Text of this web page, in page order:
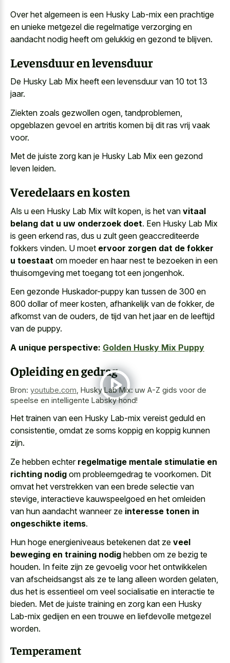
Over het algemeen is een Husky Lab-mix een prachtige
en unieke metgezel die regelmatige verzorging en
aandacht nodig heeft om gelukkig en gezond te blijven.
Levensduur en levensduur
De Husky Lab Mix heeft een levensduur van 10 tot 13
jaar.
Ziekten zoals gezwollen ogen, tandproblemen,
opgeblazen gevoel en artritis komen bij dit ras vrij vaak
voor.
Met de juiste zorg kan je Husky Lab Mix een gezond
leven leiden.
Veredelaars en kosten
Als u een Husky Lab Mix wilt kopen, is het van vitaal
belang dat u uw onderzoek doet. Een Husky Lab Mix
is geen erkend ras, dus u zult geen geaccrediteerde
fokkers vinden. U moet ervoor zorgen dat de fokker
u toestaat om moeder en haar nest te bezoeken in een
thuisomgeving met toegang tot een jongenhok.
Een gezonde Huskador-puppy kan tussen de 300 en
800 dollar of meer kosten, afhankelijk van de fokker, de
afkomst van de ouders, de tijd van het jaar en de leeftijd
van de puppy.
A unique perspective: Golden Husky Mix Puppy
Opleiding en gedrag
Bron: youtube.com Husky Lab Mix: uw A-Z gids voor de
speelse en intelligente Labsky hond!
Het trainen van een Husky Lab-mix vereist geduld en
consistentie, omdat ze soms koppig en koppig kunnen
zijn.
Ze hebben echter regelmatige mentale stimulatie en
richting nodig om probleemgedrag te voorkomen. Dit
omvat het verstrekken van een brede selectie van
stevige, interactieve kauwspeelgoed en het omleiden
van hun aandacht wanneer ze interesse tonen in
ongeschikte items.
Hun hoge energieniveaus betekenen dat ze veel
beweging en training nodig hebben om ze bezig te
houden. In feite zijn ze gevoelig voor het ontwikkelen
van afscheidsangst als ze te lang alleen worden gelaten,
dus het is essentieel om veel socialisatie en interactie te
bieden. Met de juiste training en zorg kan een Husky
Lab-mix gedijen en een trouwe en liefdevolle metgezel
worden.
Temperament